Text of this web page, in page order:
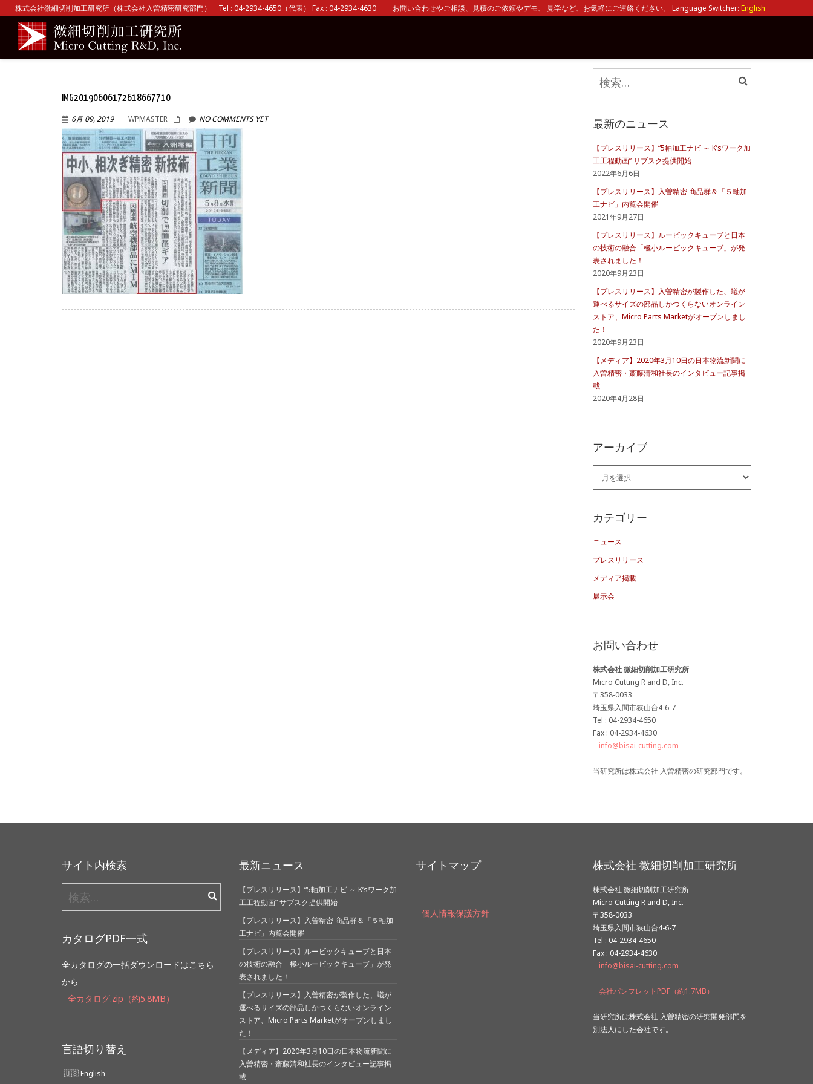
株式会社微細切削加工研究所（株式会社入曽精密研究部門） Tel : 04-2934-4650（代表） Fax : 04-2934-4630 お問い合わせやご相談、見積のご依頼やデモ、 見学など、お気軽にご連絡ください。 Language Switcher: English
IMG20190606172618667710
6月 09, 2019
WPMASTER NO COMMENTS YET
検
索:
最新のニュース
【プレスリリース】“5軸加工ナビ ～ K’sワーク加
工工程動画” サブスク提供開始
2022年6月6日
【プレスリリース】入曽精密 商品群＆「５軸加
工ナビ」内覧会開催
2021年9月27日
【プレスリリース】ルービックキューブと日本
の技術の融合「極小ルービックキューブ」が発
表されました！
2020年9月23日
【プレスリリース】入曽精密が製作した、蟻が
運べるサイズの部品しかつくらないオンライン
ストア、Micro Parts Marketがオープンしまし
た！
2020年9月23日
【メディア】2020年3月10日の日本物流新聞に
入曽精密・齋藤清和社長のインタビュー記事掲
載
2020年4月28日
アーカイブ
ー
カ
カテゴリー
ニュース
プレスリリース
メディア掲載
展示会
お問い合わせ
株式会社 微細切削加工研究所
Micro Cutting R and D, Inc.
〒358-0033
埼玉県入間市狭山台4-6-7
Tel : 04-2934-4650
Fax : 04-2934-4630
info@bisai-cutting.com
当研究所は株式会社 入曽精密の研究部門です。
サイト内検索
検
索:
カタログPDF一式
全カタログの一括ダウンロードはこちら
から
全カタログ.zip（約5.8MB）
言語切り替え
English
最新ニュース
【プレスリリース】“5軸加工ナビ ～ K’sワーク加
工工程動画” サブスク提供開始
【プレスリリース】入曽精密 商品群＆「５軸加
工ナビ」内覧会開催
【プレスリリース】ルービックキューブと日本
の技術の融合「極小ルービックキューブ」が発
表されました！
【プレスリリース】入曽精密が製作した、蟻が
運べるサイズの部品しかつくらないオンライン
ストア、Micro Parts Marketがオープンしまし
た！
【メディア】2020年3月10日の日本物流新聞に
入曽精密・齋藤清和社長のインタビュー記事掲
載
サイトマップ
個人情報保護方針
株式会社 微細切削加工研究所
株式会社 微細切削加工研究所
Micro Cutting R and D, Inc.
〒358-0033
埼玉県入間市狭山台4-6-7
Tel : 04-2934-4650
Fax : 04-2934-4630
info@bisai-cutting.com
会社パンフレットPDF（約1.7MB）
当研究所は株式会社 入曽精密の研究開発部門を
別法人にした会社です。